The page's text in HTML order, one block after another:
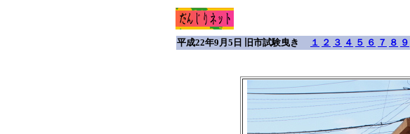
平成22年9月5日 旧市試験曳き １ ２ ３ ４ ５ ６ ７ ８ ９